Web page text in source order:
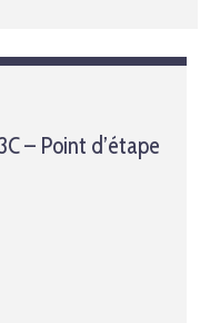
– Point d’étape